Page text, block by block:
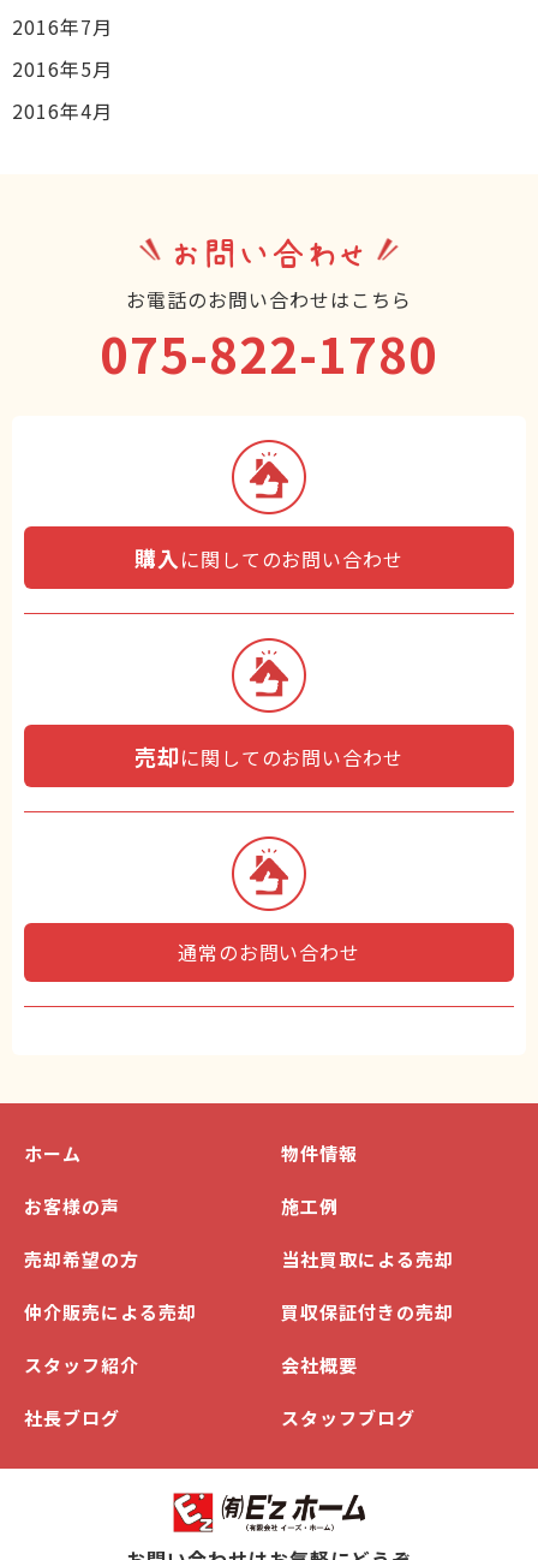
2016年7月
2016年5月
2016年4月
お問い合わせ
お電話のお問い合わせはこちら
075-822-1780
購入 に関してのお問い合わせ
売却に関してのお問い合わせ
通常のお問い合わせ
ホーム 物件情報
お客様の声 施工例
売却希望の方 当社買取による売却
仲介販売による売却 買収保証付きの売却
スタッフ紹介 会社概要
社長ブログ スタッフブログ